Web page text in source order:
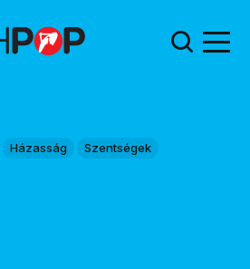
Házasság Szentségek